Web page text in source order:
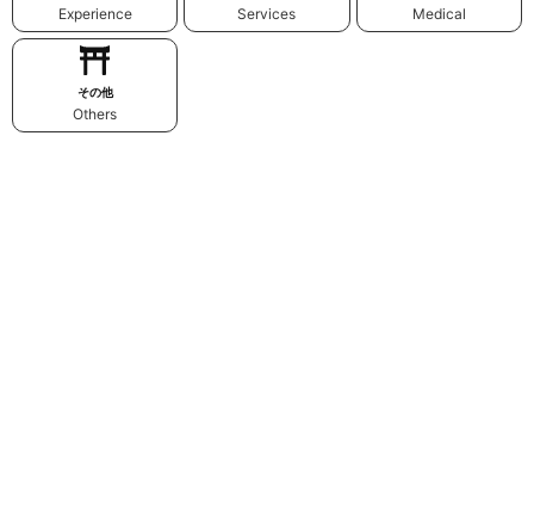
Experience Services Medical
その他
Others